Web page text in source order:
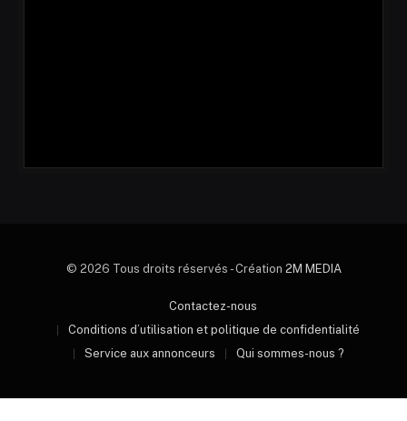
© 2026 Tous droits réservés - Création 2M MEDIA
Contactez-nous
Conditions d’utilisation et politique de confidentialité
Service aux annonceurs
Qui sommes-nous ?